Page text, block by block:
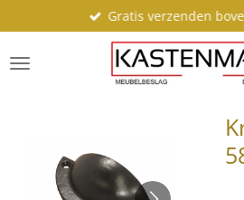
direct
naar
de
Gratis verzenden